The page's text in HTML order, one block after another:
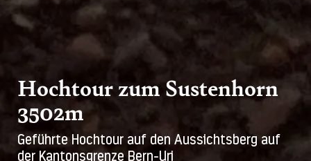
Hochtour zum Sustenhorn
3502m
Geführte Hochtour auf den Aussichtsberg auf
der Kantonsgrenze Bern-Uri